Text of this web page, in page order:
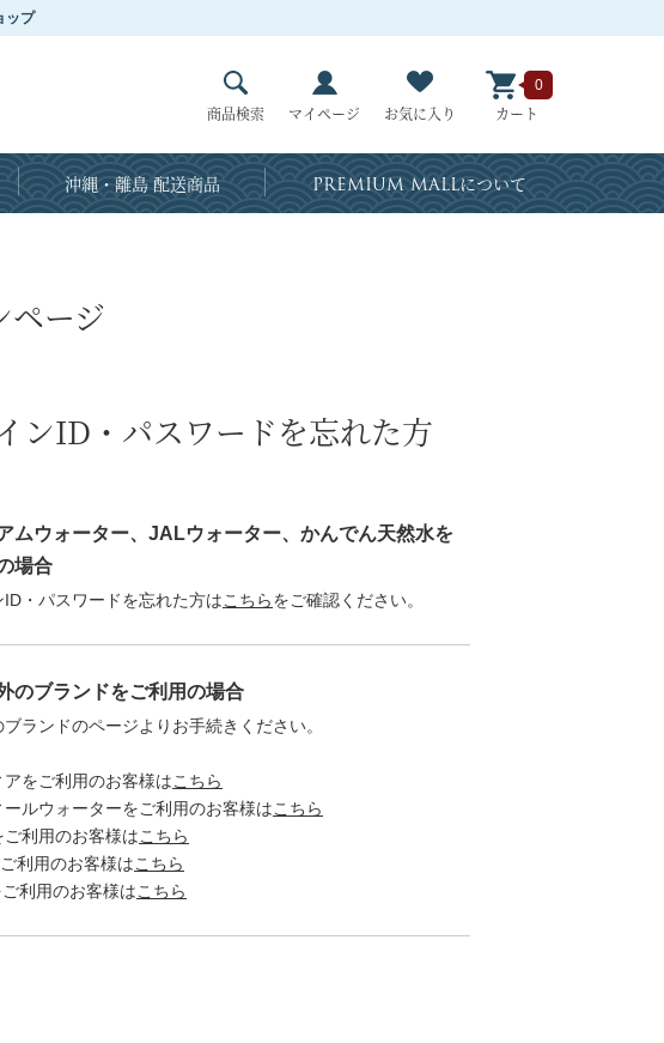
ップ
商品検索 マイページ お気に入り カート
0
沖縄・離島 配送商品 PREMIUM MALLについて
ージ
ンID・パスワードを忘れた方
ムウォーター、JALウォーター、かんでん天然水を
場合
ID・パスワードを忘れた方はこちらをご確認ください。
のブランドをご利用の場合
ブランドのページよりお手続きください。
アをご利用のお客様はこちら
ールウォーターをご利用のお客様はこちら
ご利用のお客様はこちら
利用のお客様はこちら
利用のお客様はこちら